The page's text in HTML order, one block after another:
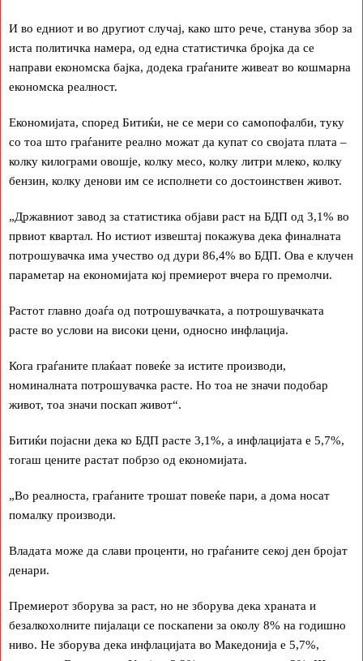
И во едниот и во другиот случај, како што рече, станува збор за
иста политичка намера, од една статистичка бројка да се
направи економска бајка, додека граѓаните живеат во кошмарна
економска реалност.
Економијата, според Битиќи, не се мери со самопофалби, туку
со тоа што граѓаните реално можат да купат со својата плата –
колку килограми овошје, колку месо, колку литри млеко, колку
бензин, колку денови им се исполнети со достоинствен живот.
„Државниот завод за статистика објави раст на БДП од 3,1% во
првиот квартал. Но истиот извештај покажува дека финалната
потрошувачка има учество од дури 86,4% во БДП. Ова е клучен
параметар на економијата кој премиерот вчера го премолчи.
Растот главно доаѓа од потрошувачката, а потрошувачката
расте во услови на високи цени, односно инфлација.
Кога граѓаните плаќаат повеќе за истите производи,
номиналната потрошувачка расте. Но тоа не значи подобар
живот, тоа значи поскап живот“.
Битиќи појасни дека ко БДП расте 3,1%, а инфлацијата е 5,7%,
тогаш цените растат побрзо од економијата.
„Во реалноста, граѓаните трошат повеќе пари, а дома носат
помалку производи.
Владата може да слави проценти, но граѓаните секој ден бројат
денари.
Премиерот зборува за раст, но не зборува дека храната и
безалкохолните пијалаци се поскапени за околу 8% на годишно
ниво. Не зборува дека инфлацијата во Македонија е 5,7%,